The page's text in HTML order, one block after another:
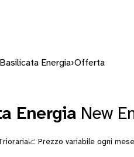
Basilicata Energia›Offerta
Energia New
📈 Prezzo variabile ogni mese